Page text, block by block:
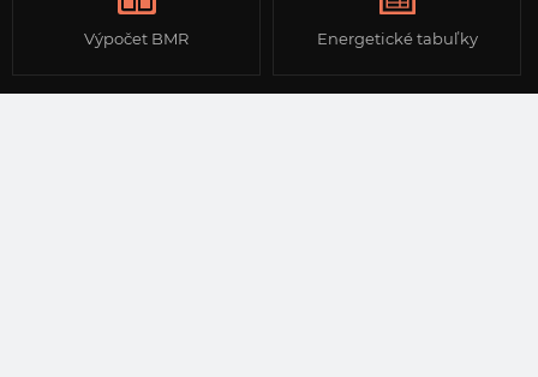
Výpočet BMR Energetické tabuľky